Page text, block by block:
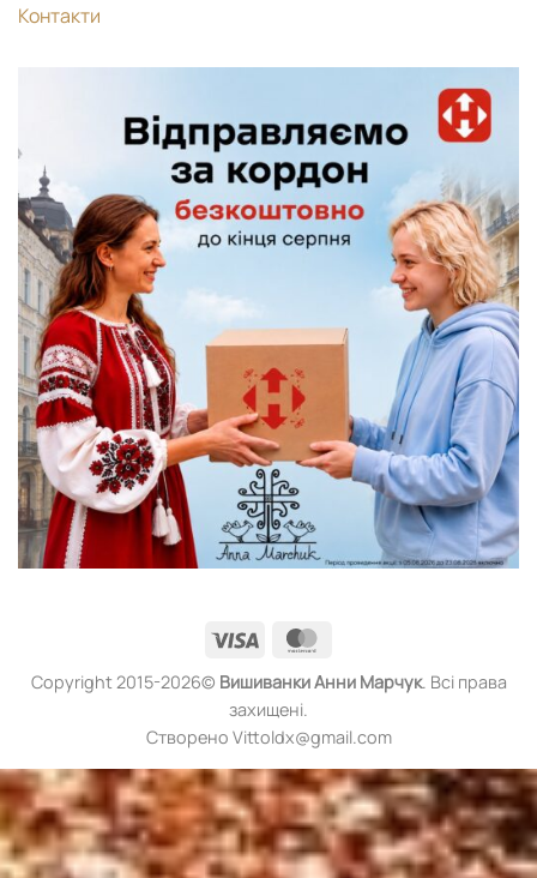
Контакти
Visa
Copyright 2015-2026© ВишиванкиАнни Марчук. Всі права
захищені.
Створено Vittoldx@gmail.com